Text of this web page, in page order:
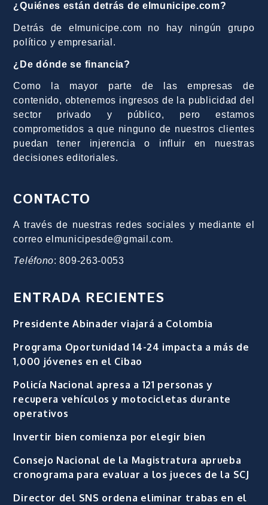
¿Quiénes están detrás de elmunicipe.com?
Detrás de elmunicipe.com no hay ningún grupo
político y empresarial.
¿De dónde se financia?
Como la mayor parte de las empresas de
contenido, obtenemos ingresos de la publicidad del
sector privado y público, pero estamos
comprometidos a que ninguno de nuestros clientes
puedan tener injerencia o influir en nuestras
decisiones editoriales.
CONTACTO
A través de nuestras redes sociales y mediante el
correo elmunicipesde@gmail.com.
Teléfono: 809-263-0053
ENTRADA RECIENTES
Presidente Abinader viajará a Colombia
Programa Oportunidad 14-24 impacta a más de
1,000 jóvenes en el Cibao
Policía Nacional apresa a 121 personas y
recupera vehículos y motocicletas durante
operativos
Invertir bien comienza por elegir bien
Consejo Nacional de la Magistratura aprueba
cronograma para evaluar a los jueces de la SCJ
Director del SNS ordena eliminar trabas en el